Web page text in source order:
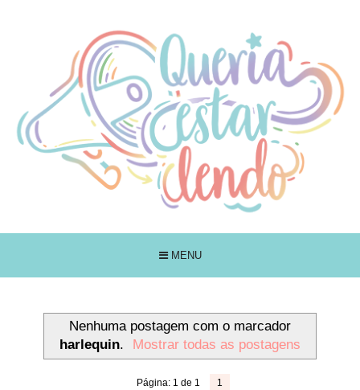
MENU
Nenhuma postagem com o marcador
harlequin. Mostrar todas as postagens
Página: 1 de 1 1